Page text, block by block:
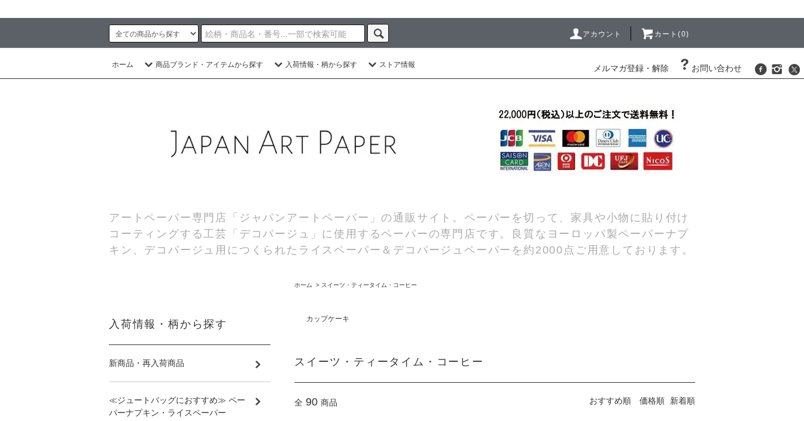
アカウント カート(0)
ホーム 商品ブランド・アイテムから探す 入荷情報・柄から探す ストア情報 メルマガ登録・解除 お問い合わせ
アートペーパー専門店「ジャパンアートペーパー」の通販サイト。ペーパーを切って、家具や小物に貼り付け
コーティングする工芸「デコパージュ」に使用するペーパーの専門店です。良質なヨーロッパ製ペーパーナプ
キン、デコパージュ用につくられたライスペーパー＆デコパージュペーパーを約2000点ご用意しております。
ホーム > スイーツ・ティータイム・コーヒー
カップケーキ
スイーツ・ティータイム・コーヒー
全 90 商品 おすすめ順 価格順 新着順
入荷情報・柄から探す
新商品・再入荷商品
≪ジュートバッグにおすすめ≫ ペー
パーナプキン・ライスペーパー